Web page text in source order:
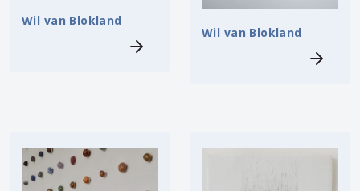
Wil van Blokland
Wil van Blokland